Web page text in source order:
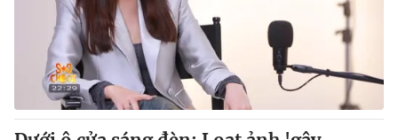
Tổng Biên tập:Vũ Thanh Thủy
Phó Tổng Biên tập:
Nguyễn Thị Mỹ Hạnh, Phạm Quốc Thắng,
Nguyễn Trọng Ninh
Tổng đài VTV:024.38 355 931 - 024.38 355 932
Ðiện thoại Thời báo VTV:024.66 897 897